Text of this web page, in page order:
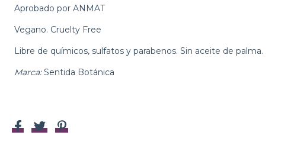
Aprobado por ANMAT
Vegano. Cruelty Free
Libre de químicos, sulfatos y parabenos. Sin aceite de palma.
Marca:Sentida Botánica